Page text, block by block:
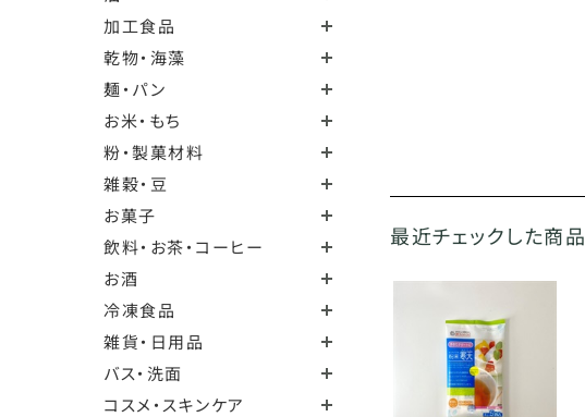
加工食品
乾物・海藻
麺・パン
お米・もち
粉・製菓材料
雑穀・豆
お菓子
飲料・お茶・コーヒー
お酒
冷凍食品
雑貨・日用品
バス・洗面
コスメ・スキンケア
最近チェックした商品